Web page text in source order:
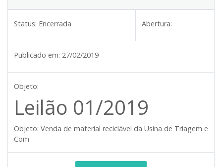
Status: Encerrada Abertura:
Publicado em: 27/02/2019
Objeto:
Leilão 01/2019
Objeto: Venda de material reciclável da Usina de Triagem e
Com